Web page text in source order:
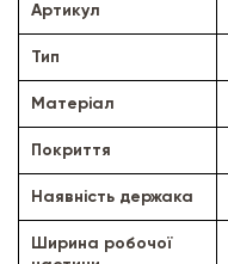
Артикул
Тип
Матеріал
Покриття
Наявність держака
Ширина робочої